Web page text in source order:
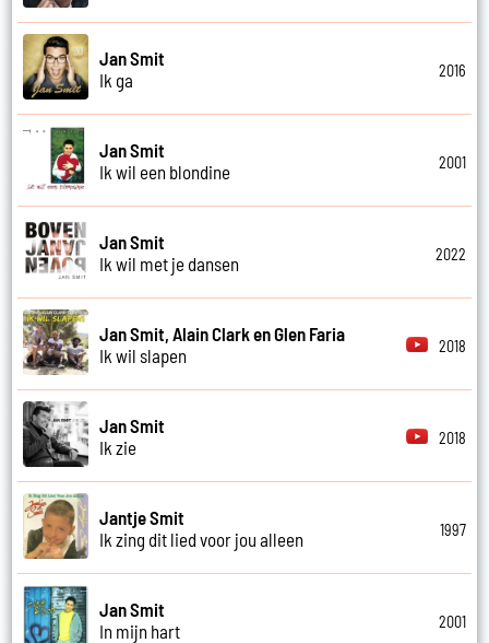
Jan Smit
Ik ga
2016
Jan Smit
Ik wil een blondine
2001
Jan Smit
Ik wil met je dansen
2022
Jan Smit, Alain Clark en Glen Faria
Ik wil slapen
2018
Jan Smit
Ik zie
2018
Jantje Smit
Ik zing dit lied voor jou alleen
1997
Jan Smit
In mijn hart
2001